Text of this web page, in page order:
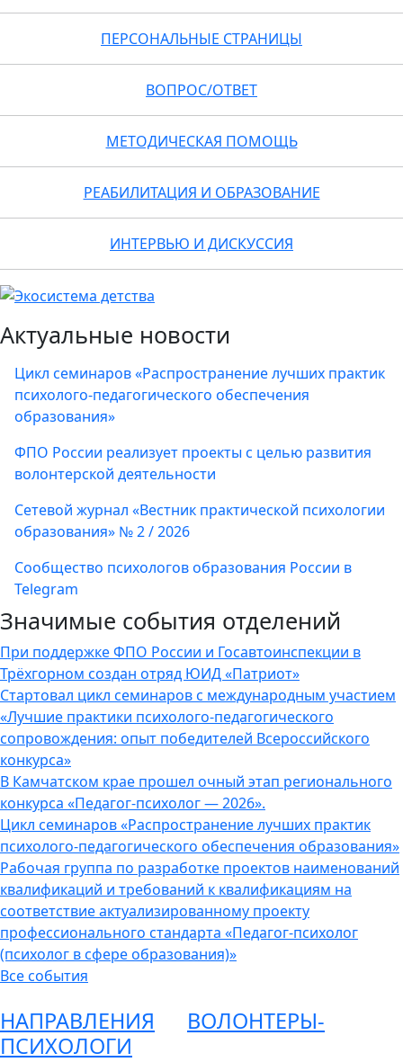
ПЕРСОНАЛЬНЫЕ СТРАНИЦЫ
ВОПРОС/ОТВЕТ
МЕТОДИЧЕСКАЯ ПОМОЩЬ
РЕАБИЛИТАЦИЯ И ОБРАЗОВАНИЕ
ИНТЕРВЬЮ И ДИСКУССИЯ
Актуальные новости
Цикл семинаров «Распространение лучших практик
психолого-педагогического обеспечения
образования»
ФПО России реализует проекты с целью развития
волонтерской деятельности
Сетевой журнал «Вестник практической психологии
образования» № 2 / 2026
Сообщество психологов образования России в
Telegram
Значимые события отделений
При поддержке ФПО России и Госавтоинспекции в
Трёхгорном создан отряд ЮИД «Патриот»
Стартовал цикл семинаров с международным участием
«Лучшие практики психолого-педагогического
сопровождения: опыт победителей Всероссийского
конкурса»
В Камчатском крае прошел очный этап регионального
конкурса «Педагог-психолог — 2026».
Цикл семинаров «Распространение лучших практик
психолого-педагогического обеспечения образования»
Рабочая группа по разработке проектов наименований
квалификаций и требований к квалификациям на
соответствие актуализированному проекту
профессионального стандарта «Педагог-психолог
(психолог в сфере образования)»
Все события
НАПРАВЛЕНИЯ
ВОЛОНТЕРЫ-
ПСИХОЛОГИ